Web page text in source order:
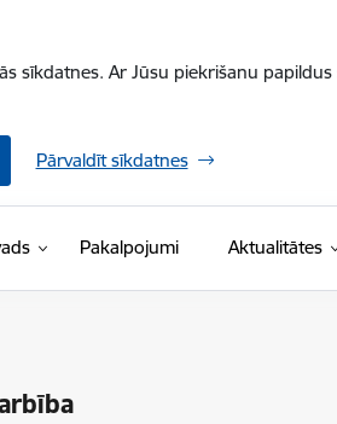
sīkdatnes. Ar Jūsu piekrišanu
Pārvaldīt sīkdatnes
Pakalpojumi Aktualitātes